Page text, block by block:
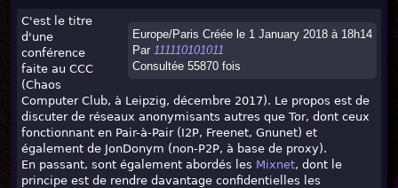
Europe/Paris Créée le 1 January 2018 à 18h14
Par 111110101011
Consultée 55870 fois
C'est le titre
d'une
conférence
faite au CCC
(Chaos
Computer Club, à Leipzig, décembre 2017). Le propos est de
discuter de réseaux anonymisants autres que Tor, dont ceux
fonctionnant en Pair-à-Pair (I2P, Freenet, Gnunet) et
également de JonDonym (non-P2P, à base de proxy).
En passant, sont également abordés les Mixnet, dont le
principe est de rendre davantage confidentielles les